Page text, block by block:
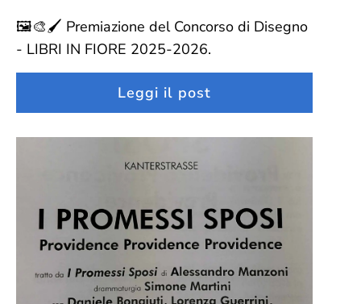
🖼️🎨🖌️ Premiazione del Concorso di Disegno
- LIBRI IN FIORE 2025-2026.
Leggi il post